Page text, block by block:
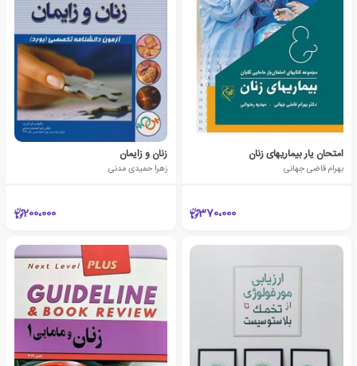
امتحان یار بیماریهای زنان
بهرام قاضی جهانی
370،000
زنان و زایمان
زهرا حمیدی مدنی
200،000